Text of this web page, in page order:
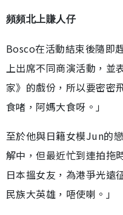
頻頻北上賺人仔
Bosco在活動結束後隨即
上出席不同商演活動，並
家》的戲份，所以要密密
食啫，阿媽大食呀。」
至於他與日籍女模Jun的
解中，但最近忙到連拍拖
日本搵女友，為港爭光遠
民族大英雄，唔使喇。」